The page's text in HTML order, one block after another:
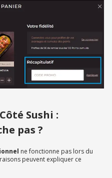
Sushi :
pas ?
ne fonctionne pas lors du
peuvent expliquer ce